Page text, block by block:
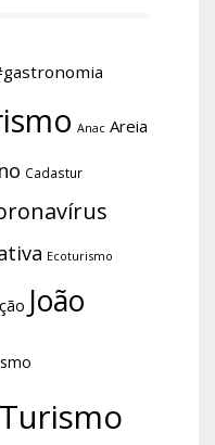
Anac Areia
Cadastur
Ecoturismo
João